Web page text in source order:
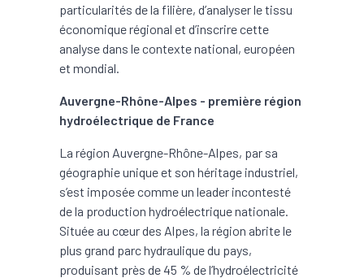
particularités de la filière, d’analyser le tissu
économique régional et d’inscrire cette
analyse dans le contexte national, européen
et mondial.
Auvergne-Rhône-Alpes - première région
hydroélectrique de France
La région Auvergne-Rhône-Alpes, par sa
géographie unique et son héritage industriel,
s’est imposée comme un leader incontesté
de la production hydroélectrique nationale.
Située au cœur des Alpes, la région abrite le
plus grand parc hydraulique du pays,
produisant près de 45 % de l’hydroélectricité